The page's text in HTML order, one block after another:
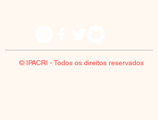
© IPACRI - Todos os direitos reservados